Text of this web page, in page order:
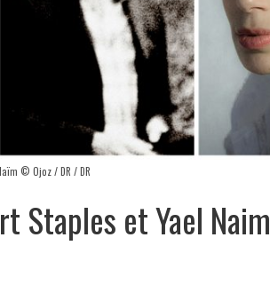
© Ojoz / DR / DR
Staples et Yael